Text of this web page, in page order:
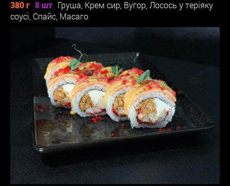
380 г 8 шт Груша, Крем сир, Вугор, Лосось у теріяку
соусі, Спайс, Масаго